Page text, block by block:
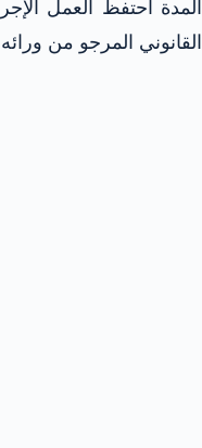
المدة احتفظ العمل
القانوني المرجو من ورائه